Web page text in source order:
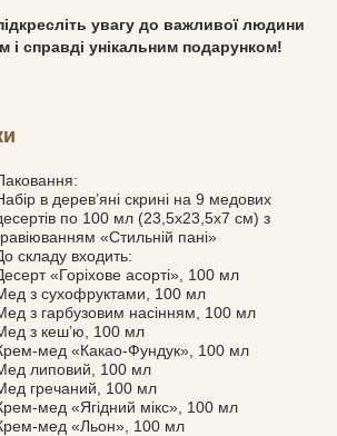
увагу до важливої людини
і справді унікальним подарунком!
в дерев’яні скрині на 9 медових
по 100 мл (23,5х23,5х7 см) з
«Стильній пані»
складу входить:
«Горіхове асорті», 100 мл
з сухофруктами, 100 мл
з гарбузовим насінням, 100 мл
з кеш’ю, 100 мл
мед «Какао-Фундук», 100 мл
липовий, 100 мл
гречаний, 100 мл
мед «Ягідний мікс», 100 мл
мед «Льон», 100 мл